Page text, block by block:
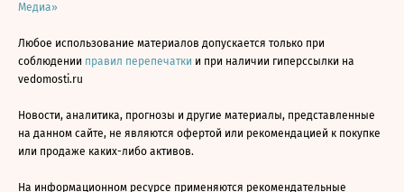
Медиа»
Любое использование материалов допускается только при
соблюдении правил перепечатки и при наличии гиперссылки на
vedomosti.ru
Новости, аналитика, прогнозы и другие материалы, представленные
на данном сайте, не являются офертой или рекомендацией к покупке
или продаже каких-либо активов.
На информационном ресурсе применяются рекомендательные